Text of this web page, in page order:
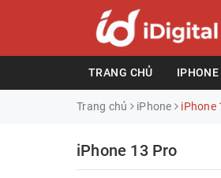
TRANG CHỦ IPHONE
Trang chủ iPhone iPhone
iPhone 13 Pro